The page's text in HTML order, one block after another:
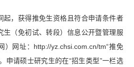
起，获得推免生资格且符合申请条件者
生（免初试、转段）信息公开暨管理服
）网址：http://yz.chsi.com.cn/tm“推免
申请硕士研究生的在“招生类型”一栏选